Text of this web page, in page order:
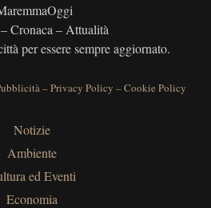
Cronaca – Attualità
per essere sempre aggiornato.
–Privacy Policy –Cookie Policy
Notizie
Ambiente
ed Eventi
Economia